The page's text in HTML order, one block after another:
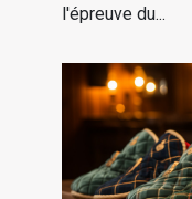
l'épreuve du...